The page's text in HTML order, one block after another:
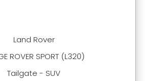
Land Rover
ROVER SPORT (L320)
Tailgate - SUV